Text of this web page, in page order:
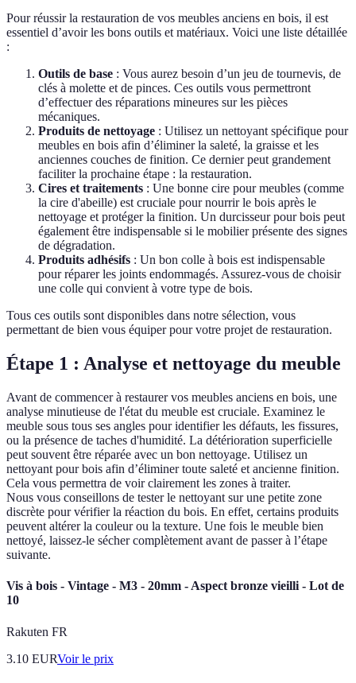
Pour réussir la restauration de vos meubles anciens en bois, il est
essentiel d’avoir les bons outils et matériaux. Voici une liste détaillée
:
Outils de base : Vous aurez besoin d’un jeu de tournevis, de
clés à molette et de pinces. Ces outils vous permettront
d’effectuer des réparations mineures sur les pièces
mécaniques.
Produits de nettoyage : Utilisez un nettoyant spécifique pour
meubles en bois afin d’éliminer la saleté, la graisse et les
anciennes couches de finition. Ce dernier peut grandement
faciliter la prochaine étape : la restauration.
Cires et traitements : Une bonne cire pour meubles (comme
la cire d'abeille) est cruciale pour nourrir le bois après le
nettoyage et protéger la finition. Un durcisseur pour bois peut
également être indispensable si le mobilier présente des signes
de dégradation.
Produits adhésifs : Un bon colle à bois est indispensable
pour réparer les joints endommagés. Assurez-vous de choisir
une colle qui convient à votre type de bois.
Tous ces outils sont disponibles dans notre sélection, vous
permettant de bien vous équiper pour votre projet de restauration.
Étape 1 : Analyse et nettoyage du meuble
Avant de commencer à restaurer vos meubles anciens en bois, une
analyse minutieuse de l'état du meuble est cruciale. Examinez le
meuble sous tous ses angles pour identifier les défauts, les fissures,
ou la présence de taches d'humidité. La détérioration superficielle
peut souvent être réparée avec un bon nettoyage. Utilisez un
nettoyant pour bois afin d’éliminer toute saleté et ancienne finition.
Cela vous permettra de voir clairement les zones à traiter.
Nous vous conseillons de tester le nettoyant sur une petite zone
discrète pour vérifier la réaction du bois. En effet, certains produits
peuvent altérer la couleur ou la texture. Une fois le meuble bien
nettoyé, laissez-le sécher complètement avant de passer à l’étape
suivante.
Vis à bois - Vintage - M3 - 20mm - Aspect bronze vieilli - Lot de
10
Rakuten FR
3.10 EURVoir le prix